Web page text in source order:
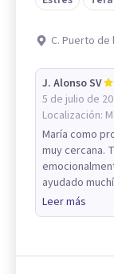
C. Puerto de
J. Alonso SV
5 de julio de
Localización:
María como
muy cercana.
ayudado
Leer más